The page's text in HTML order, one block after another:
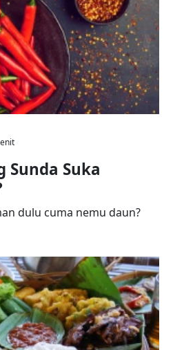
Sunda Suka
dulu cuma nemu daun?